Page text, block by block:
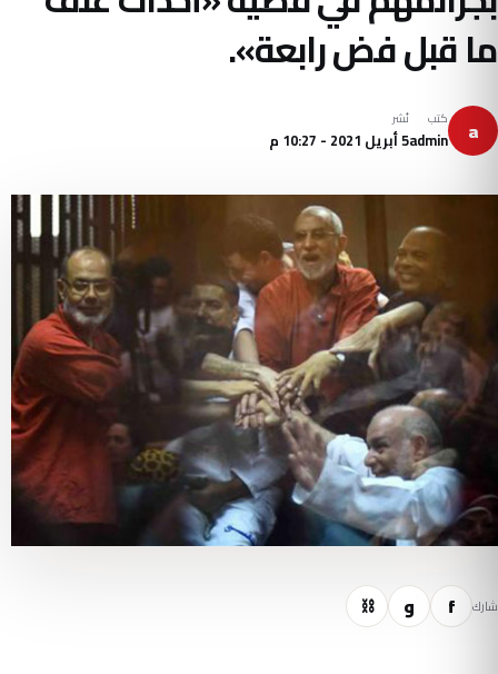
ما قبل فض رابعة».
a كتب
admin
نُشر
5 أبريل 2021 - 10:27 م
شارك f و ⛓